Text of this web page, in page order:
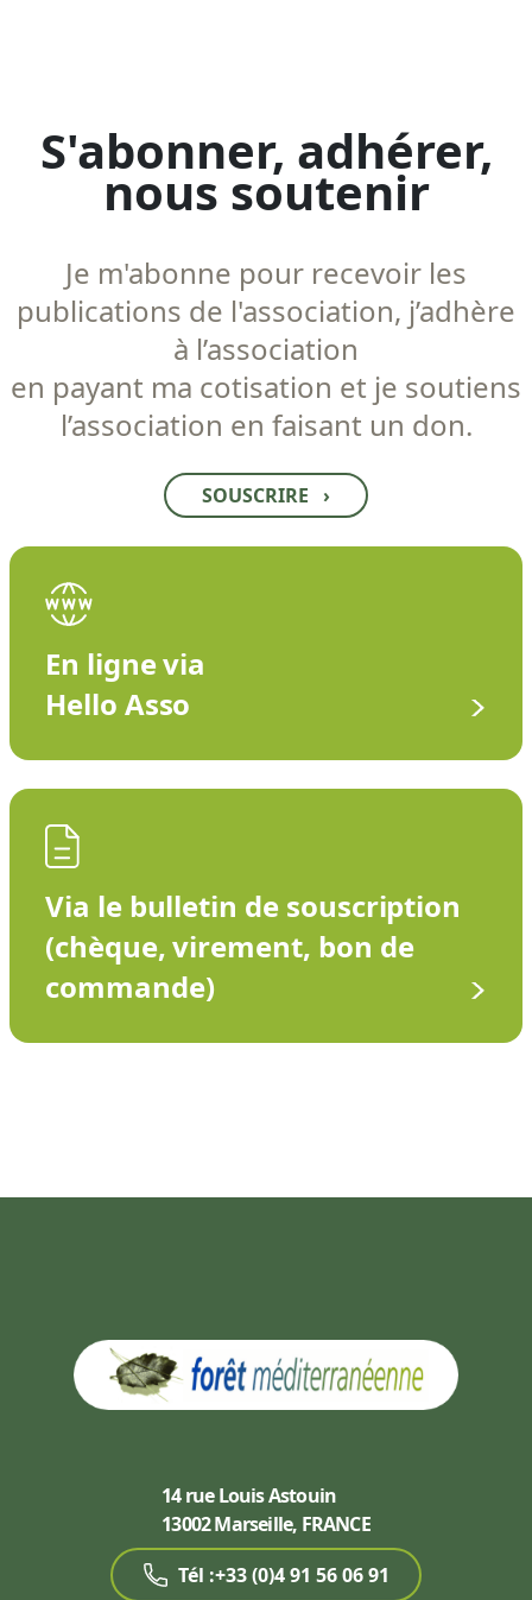
S'abonner, adhérer,
nous soutenir
Je m'abonne pour recevoir les
publications de l'association, j’adhère
à l’association
en payant ma cotisation et je soutiens
l’association en faisant un don.
SOUSCRIRE ›
En ligne via
Hello Asso
Via le bulletin de souscription
(chèque, virement, bon de
commande)
14 rue Louis Astouin
13002 Marseille, FRANCE
Tél :+33 (0)4 91 56 06 91